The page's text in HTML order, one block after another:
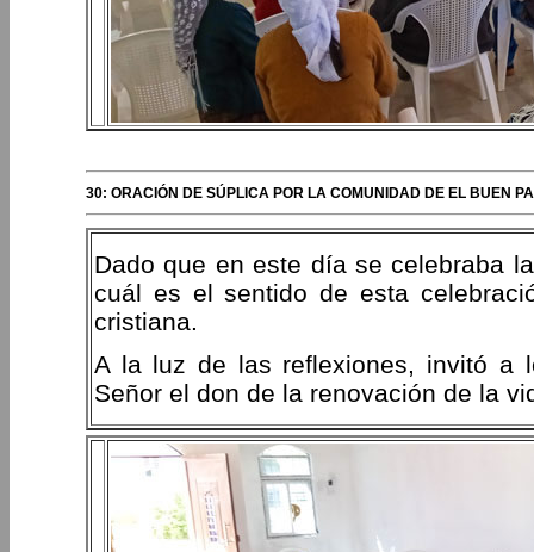
30: ORACIÓN DE SÚPLICA POR LA COMUNIDAD DE EL BUEN
Dado que en este día se celebraba
cuál es el sentido de esta
cristiana.
A la luz de las reflexiones, invitó a
Señor el don de la renovación de la